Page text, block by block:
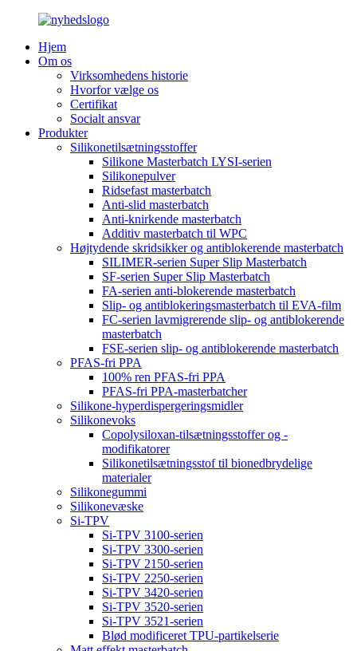
Hjem
Om os
Virksomhedens historie
Hvorfor vælge os
Certifikat
Socialt ansvar
Produkter
Silikonetilsætningsstoffer
Silikone Masterbatch LYSI-serien
Silikonepulver
Ridsefast masterbatch
Anti-slid masterbatch
Anti-knirkende masterbatch
Additiv masterbatch til WPC
Højtydende skridsikker og antiblokerende masterbatch
SILIMER-serien Super Slip Masterbatch
SF-serien Super Slip Masterbatch
FA-serien anti-blokerende masterbatch
Slip- og antiblokeringsmasterbatch til EVA-film
FC-serien lavmigrerende slip- og antiblokerende
masterbatch
FSE-serien slip- og antiblokerende masterbatch
PFAS-fri PPA
100% ren PFAS-fri PPA
PFAS-fri PPA-masterbatcher
Silikone-hyperdispergeringsmidler
Silikonevoks
Copolysiloxan-tilsætningsstoffer og -
modifikatorer
Silikonetilsætningsstof til bionedbrydelige
materialer
Silikonegummi
Silikonevæske
Si-TPV
Si-TPV 3100-serien
Si-TPV 3300-serien
Si-TPV 2150-serien
Si-TPV 2250-serien
Si-TPV 3420-serien
Si-TPV 3520-serien
Si-TPV 3521-serien
Blød modificeret TPU-partikelserie